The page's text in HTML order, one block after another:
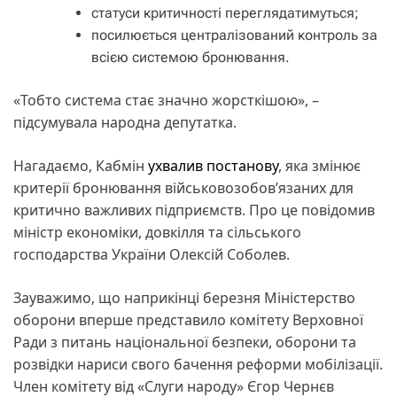
статуси критичності переглядатимуться;
посилюється централізований контроль за
всією системою бронювання.
«Тобто система стає значно жорсткішою», –
підсумувала народна депутатка.
Нагадаємо, Кабмін ухвалив постанову, яка змінює
критерії бронювання військовозобов’язаних для
критично важливих підприємств. Про це повідомив
міністр економіки, довкілля та сільського
господарства України Олексій Соболев.
Зауважимо, що наприкінці березня Міністерство
оборони вперше представило комітету Верховної
Ради з питань національної безпеки, оборони та
розвідки нариси свого бачення реформи мобілізації.
Член комітету від «Слуги народу» Єгор Чернєв